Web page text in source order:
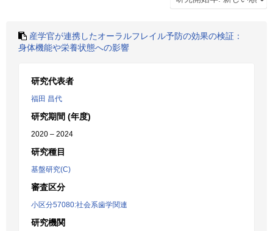
産学官が連携したオーラルフレイル予防の効果の検証：
身体機能や栄養状態への影響
研究代表者
福田 昌代
研究期間 (年度)
2020 – 2024
研究種目
基盤研究(C)
審査区分
小区分57080:社会系歯学関連
研究機関